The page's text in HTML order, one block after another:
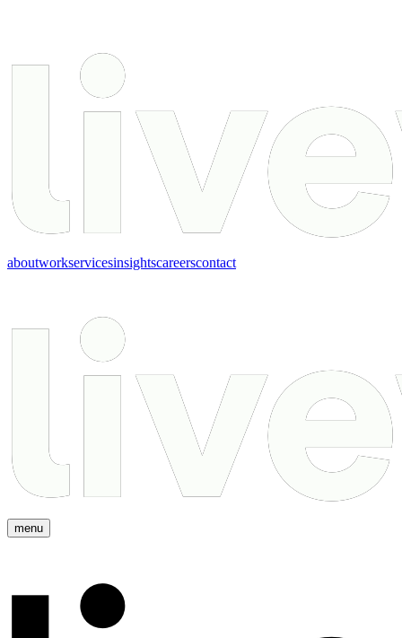
aboutworkservicesinsightscareerscontact
menu